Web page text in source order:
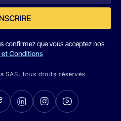
confirmez que vous acceptez nos
et Conditions
SAS. tous droits réservés.